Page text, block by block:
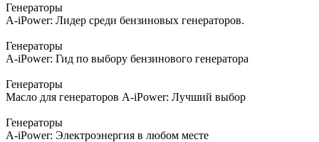
Генераторы
A-iPower: Лидер среди бензиновых генераторов.
Генераторы
A-iPower: Гид по выбору бензинового генератора
Генераторы
Масло для генераторов A-iPower: Лучший выбор
Генераторы
A-iPower: Электроэнергия в любом месте